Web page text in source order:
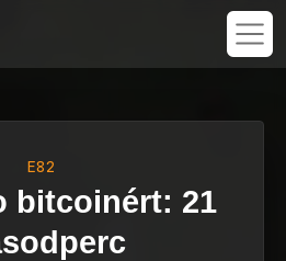
E82
bitcoinért: 21